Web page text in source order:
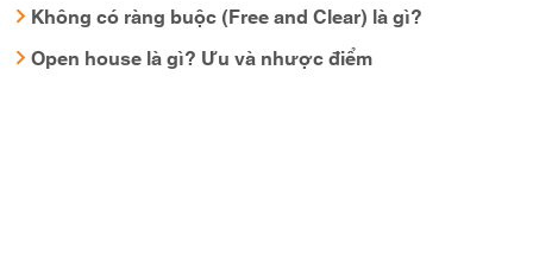
Không có ràng buộc (Free and Clear) là gì?
Open house là gì? Ưu và nhược điểm